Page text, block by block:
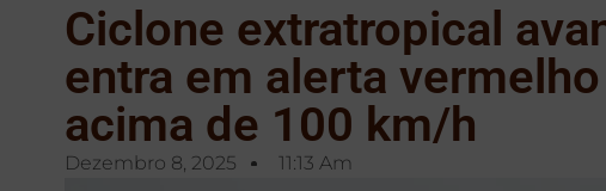
Ciclone extratropical
entra em alerta
acima de 100 km/h
Dezembro 8, 2025 11:13 Am